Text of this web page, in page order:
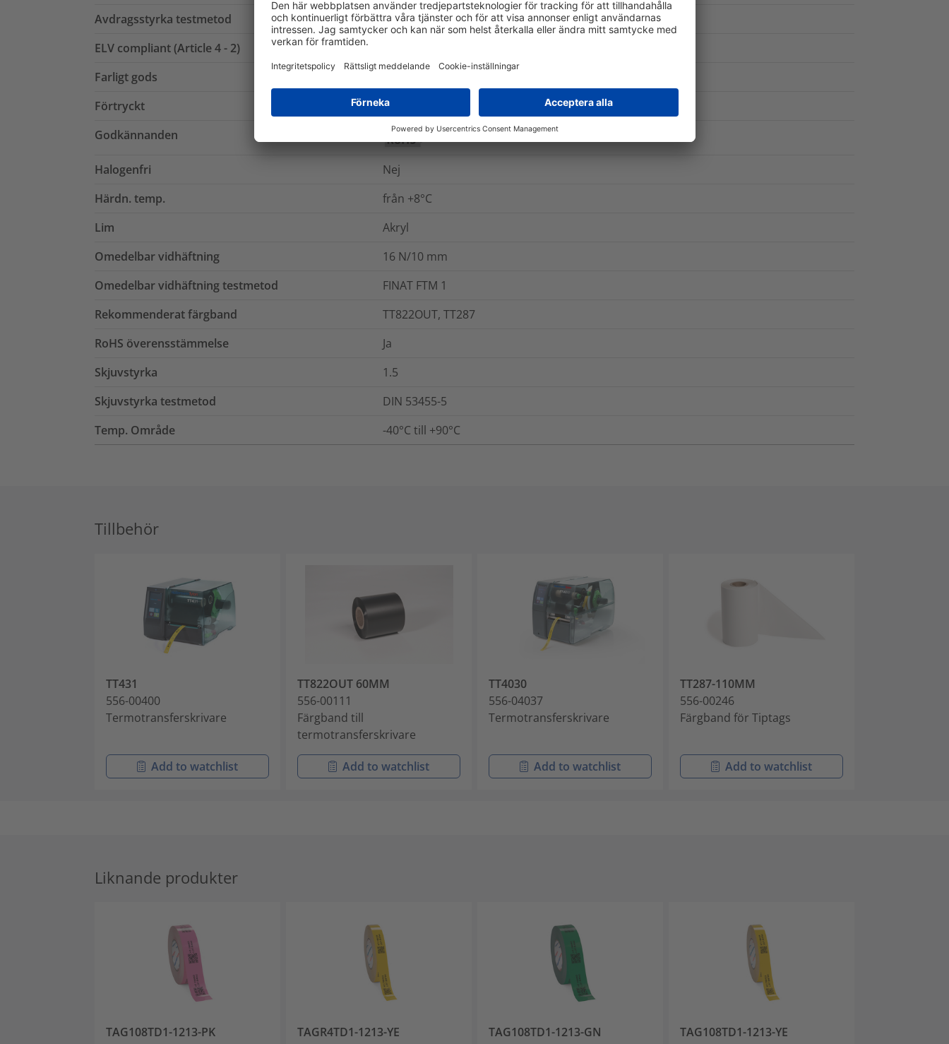
Avdragsstyrka testmetod
DIN 53455-5
ELV compliant (Article 4 - 2)
Farligt gods
Förtryckt
Nej
Godkännanden
Halogenfri
Nej
Härdn. temp.
från +8°C
Lim
Akryl
Omedelbar vidhäftning
16 N/10 mm
Omedelbar vidhäftning testmetod
FINAT FTM 1
Rekommenderat färgband
TT822OUT, TT287
RoHS överensstämmelse
Ja
Skjuvstyrka
1.5
Skjuvstyrka testmetod
DIN 53455-5
Temp. Område
-40°C till +90°C
Tillbehör
TT431
556-00400
Termotransferskrivare
Add to watchlist
TT822OUT 60MM
556-00111
Färgband till
termotransferskrivare
Add to watchlist
TT4030
556-04037
Termotransferskrivare
Add to watchlist
TT287-110MM
556-00246
Färgband för Tiptags
Add to watchlist
Liknande produkter
TAG108TD1-1213-PK
TAGR4TD1-1213-YE
TAG108TD1-1213-GN
TAG108TD1-1213-YE